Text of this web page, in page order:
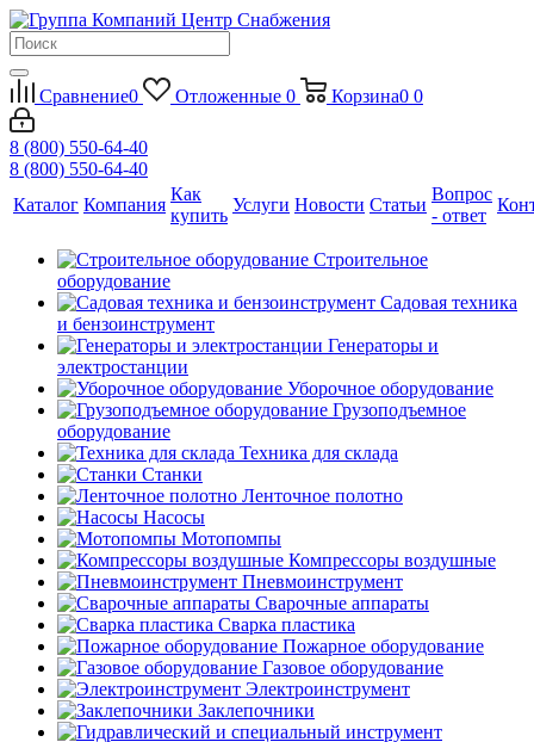
Сравнение0 Отложенные 0 Корзина0 0
8 (800) 550-64-40
8 (800) 550-64-40
Каталог Компания
Как
купить
Услуги Новости Статьи
Вопрос
- ответ
Строительное
оборудование
Садовая техника
и бензоинструмент
Генераторы и
электростанции
Уборочное оборудование
Грузоподъемное
оборудование
Техника для склада
Станки
Ленточное полотно
Насосы
Мотопомпы
Компрессоры воздушные
Пневмоинструмент
Сварочные аппараты
Сварка пластика
Пожарное оборудование
Газовое оборудование
Электроинструмент
Заклепочники